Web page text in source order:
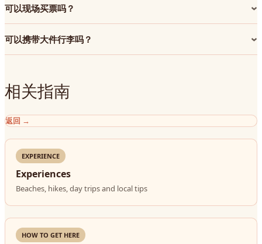
可以现场买票吗？
可以携带大件行李吗？
相关指南
返回 →
EXPERIENCE
Experiences
Beaches, hikes, day trips and local tips
HOW TO GET HERE